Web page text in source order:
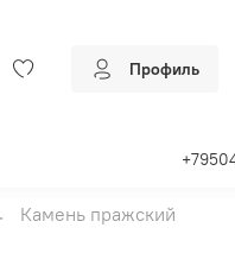
Профиль
Камень пражский